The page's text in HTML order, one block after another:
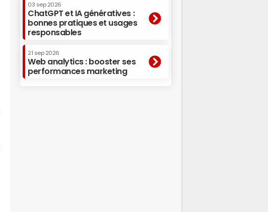
03 sep 2026
ChatGPT et IA génératives :
bonnes pratiques et usages
responsables
21 sep 2026
Web analytics : booster ses
performances marketing